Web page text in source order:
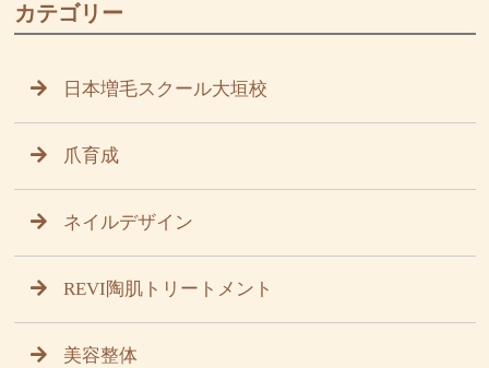
カテゴリー
日本増毛スクール大垣校
爪育成
ネイルデザイン
REVI陶肌トリートメント
美容整体